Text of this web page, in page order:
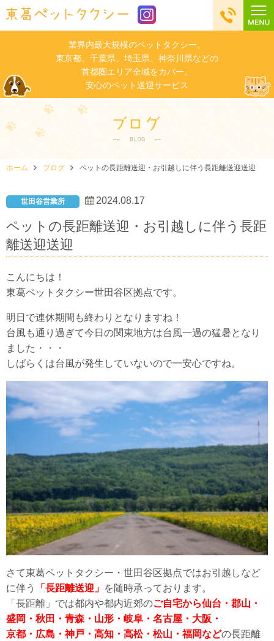
業界内最大規模のペットタクシー。
東京都、千葉県、埼玉県、神奈川県などの
首都圏エリア全域をカバー。
安心のペット送迎サービス
ホーム ブログ ペットの長距離送迎・お引越しに伴う長距離送迎送迎
世田谷営業所 2024.08.17
ペットの長距離送迎・お引越しに伴う長距
離送迎送迎
こんにちは！
東葛ペットタクシー世田谷区拠点です。
明日で連休期間も終わりとなりますね！
台風も通り過ぎて今日の関東地方は台風一過の猛暑となり
ました・・・
しばらくは台風が発生していないので一安心ですね。
さて東葛ペットタクシー・世田谷区拠点ではお引越しなど
に伴う
「長距離送迎」 を随時承っております。
「長距離」では都内や都内近郊のご自宅から仙台・郡山・
盛岡・秋田・青森・山形・岐阜・名古屋・大阪・
京都・広島・神戸・高知・高松・松山・福岡などの長距離